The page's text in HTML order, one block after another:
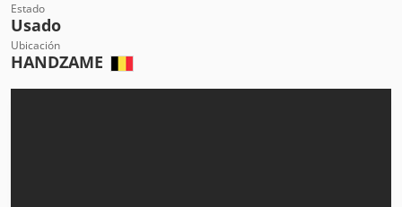
Estado
Usado
Ubicación
HANDZAME